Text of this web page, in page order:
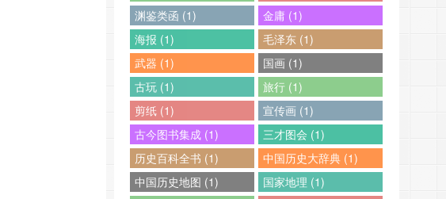
渊鉴类函 (1)
金庸 (1)
海报 (1)
毛泽东 (1)
武器 (1)
国画 (1)
古玩 (1)
旅行 (1)
剪纸 (1)
宣传画 (1)
古今图书集成 (1)
三才图会 (1)
历史百科全书 (1)
中国历史大辞典 (1)
中国历史地图 (1)
国家地理 (1)